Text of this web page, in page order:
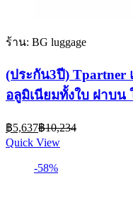
ร้าน: BG luggage
(ประกัน3ปี) Tpartner
อลูมิเนียมทั้งใบ ฝาบน
฿5,637Current
price
is:
฿5,637.
฿10,234
Quick View
-58%